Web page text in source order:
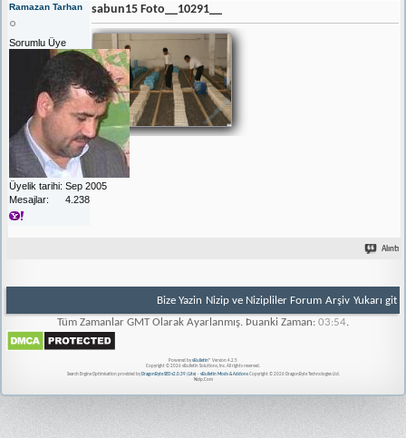
Ramazan Tarhan
Sorumlu Üye
Üyelik tarihi Sep 2005
Mesajlar
4.238
sabun15 Foto__10291__
Alıntı
Bize Yazin Nizip ve Nizipliler Forum Arşiv Yukarı git
Tüm Zamanlar GMT Olarak Ayarlanmış. Þuanki Zaman: 03:54.
Powered by vBulletin® Version 4.2.5
Copyright © 2026 vBulletin Solutions, Inc. All rights reserved.
Search Engine Optimisation provided by DragonByte SEO v2.0.39 (Lite)- vBulletin Mods & AddonsCopyright © 2026 DragonByte Technologies Ltd.
Nizip.Com